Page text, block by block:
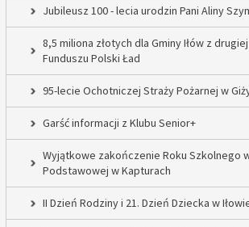
Jubileusz 100 - lecia urodzin Pani Aliny
8,5 miliona złotych dla Gminy Iłów z
Funduszu Polski Ład
95-lecie Ochotniczej Straży Pożarnej w
Garść informacji z Klubu Senior+
Wyjątkowe zakończenie Roku Szkolnego
Podstawowej w Kapturach
II Dzień Rodziny i 21. Dzień Dziecka w